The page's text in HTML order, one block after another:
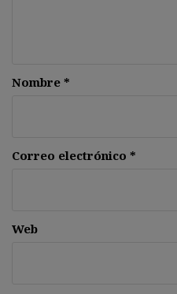
Nombre *
Correo electrónico *
Web